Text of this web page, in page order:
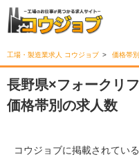
工場・製造業求人 コウジョブ 価格帯
長野県×フォークリ
価格帯別の求人数
コウジョブに掲載されてい